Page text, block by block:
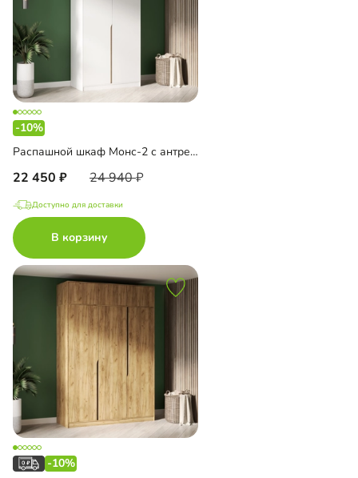
-10%
Распашной шкаф Монс-2 с антресолью
22 450 24 940
Доступно для доставки
В корзину
-10%